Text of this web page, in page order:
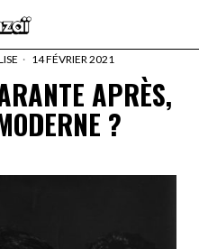
14 FÉVRIER 2021
APRÈS,
?